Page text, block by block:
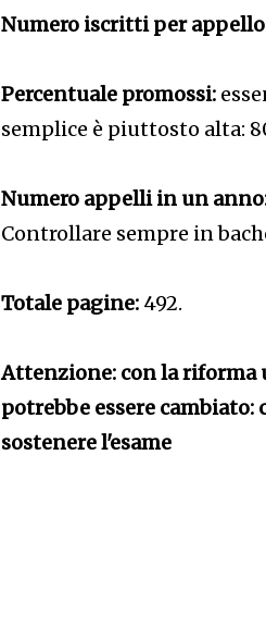
Numero iscritti per
Percentuale promossi:
semplice è piuttosto alta:
Numero appelli in un
Controllare sempre in
Totale pagine: 492.
Attenzione: con la riforma
potrebbe essere
sostenere l'esame